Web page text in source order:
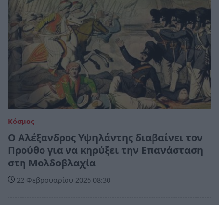
Κόσμος
Ο Αλέξανδρος Υψηλάντης διαβαίνει τον
Προύθο για να κηρύξει την Επανάσταση
στη Μολδοβλαχία
22 Φεβρουαρίου 2026 08:30